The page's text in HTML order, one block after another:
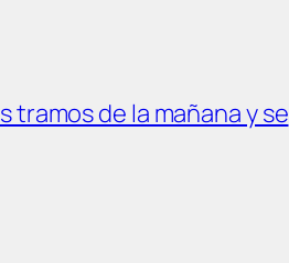
tramos de la mañana y se